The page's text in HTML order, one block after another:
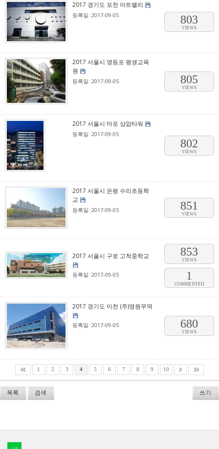
2017 경기도 포천 아트밸리
등록일: 2017-09-05 803
VIEWS
2017 서울시 영등포 평생교육
원
등록일: 2017-09-05 805
VIEWS
2017 서울시 마포 상암타워
등록일: 2017-09-05
802
VIEWS
2017 서울시 은평 수리초등학
교
등록일: 2017-09-05 851
VIEWS
2017 서울시 구로 고척중학교
등록일: 2017-09-05
853
VIEWS
1
COMMENTED
2017 경기도 이천 (주)영원무역
등록일: 2017-09-05 680
VIEWS
1 2 3 4 5 6 7 8 9 10
목록 검색 쓰기